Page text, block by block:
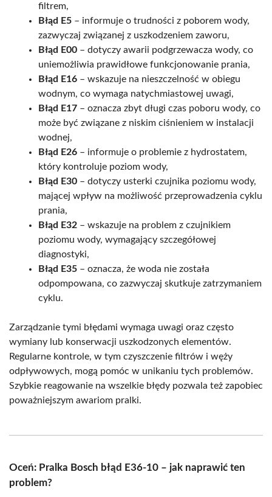
filtrem,
Błąd E5 – informuje o trudności z poborem wody,
zazwyczaj związanej z uszkodzeniem zaworu,
Błąd E00 – dotyczy awarii podgrzewacza wody, co
uniemożliwia prawidłowe funkcjonowanie prania,
Błąd E16 – wskazuje na nieszczelność w obiegu
wodnym, co wymaga natychmiastowej uwagi,
Błąd E17 – oznacza zbyt długi czas poboru wody, co
może być związane z niskim ciśnieniem w instalacji
wodnej,
Błąd E26 – informuje o problemie z hydrostatem,
który kontroluje poziom wody,
Błąd E30 – dotyczy usterki czujnika poziomu wody,
mającej wpływ na możliwość przeprowadzenia cyklu
prania,
Błąd E32 – wskazuje na problem z czujnikiem
poziomu wody, wymagający szczegółowej
diagnostyki,
Błąd E35 – oznacza, że woda nie została
odpompowana, co zazwyczaj skutkuje zatrzymaniem
cyklu.
Zarządzanie tymi błędami wymaga uwagi oraz często
wymiany lub konserwacji uszkodzonych elementów.
Regularne kontrole, w tym czyszczenie filtrów i węży
odpływowych, mogą pomóc w unikaniu tych problemów.
Szybkie reagowanie na wszelkie błędy pozwala też zapobiec
poważniejszym awariom pralki.
Oceń: Pralka Bosch błąd E36-10 – jak naprawić ten
problem?